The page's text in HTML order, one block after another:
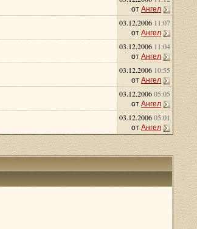
отАнгел
03.12.2006 11:07
отАнгел
03.12.2006 11:04
отАнгел
03.12.2006 10:55
отАнгел
03.12.200605:05
отАнгел
03.12.200605:01
отАнгел